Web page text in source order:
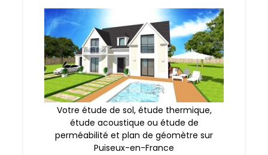
Votre étude de sol, étude thermique,
étude acoustique ou étude de
perméabilité et plan de géomètre sur
Puiseux-en-France